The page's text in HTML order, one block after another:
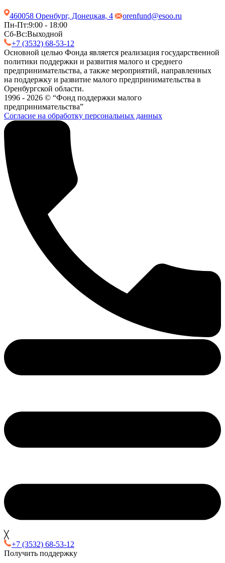
460058 Оренбург, Донецкая, 4
orenfund@esoo.ru
Пн-Пт:9:00 - 18:00
Сб-Вс:Выходной
+7 (3532) 68-53-12
Основной целью Фонда является реализация государственной
политики поддержки и развития малого и среднего
предпринимательства, а также мероприятий, направленных
на поддержку и развитие малого предпринимательства в
Оренбургской области.
1996 - 2026 © “Фонд поддержки малого
предпринимательства”
Согласие на обработку персональных данных
╳
+7 (3532) 68-53-12
Получить поддержку